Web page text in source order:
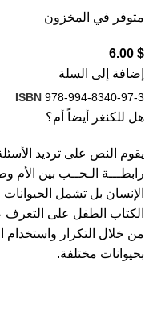
متوفر في المخزون
6.00 $
إضافة إلى السلة
ISBN 978-994-8340-97-3
هل للكنغر أيضاً أم؟
يقوم النص على ترديد
رابطـــة الـحــب بين الأم
الإنسان بل تشمل
الكتاب الطفل على
من خلال التكرار واستخدام
بحيوانات مختلفة.